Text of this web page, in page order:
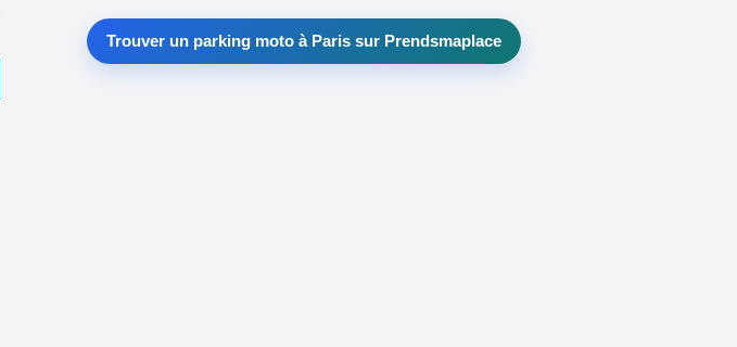
Trouver un parking moto à Paris sur Prendsmaplace